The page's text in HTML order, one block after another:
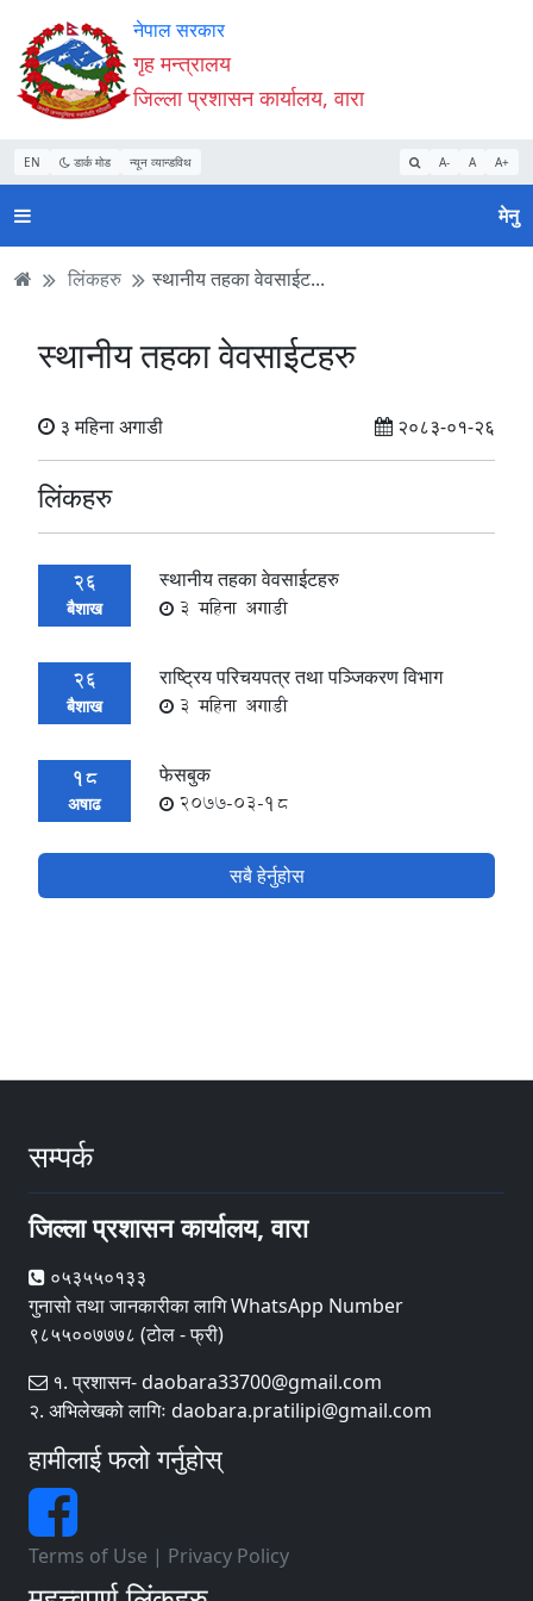
Accessibility
Mode
सुरु
गर्नुहोस्
सामाग्री
पढ्नुहाेस्
नेभिगेसन
पढ्नुहाेस्
वेबसाइट
खोजमा
जानुहोस्
नेपाल सरकार
गृह मन्त्रालय
जिल्ला प्रशासन कार्यालय, वारा
EN डार्क मोड न्यून व्यान्डविथ A- A A+
मेनु
लिंकहरु स्थानीय तहका वेवसाईट...
स्थानीय तहका वेवसाईटहरु
३ महिना अगाडी २०८३-०१-२६
लिंकहरु
26
बैशाख
स्थानीय तहका वेवसाईटहरु
3 महिना अगाडी
26
बैशाख
राष्ट्रिय परिचयपत्र तथा पञ्जिकरण विभाग
3 महिना अगाडी
18
अषाढ
फेसबुक
2077-03-18
सबै हेर्नुहोस
सम्पर्क
जिल्ला प्रशासन कार्यालय, वारा
०५३५५०१३३
गुनासो तथा जानकारीका लागि WhatsApp Number
९८५५००७७७८ (टोल - फ्री)
१. प्रशासन- daobara33700@gmail.com
२. अभिलेखको लागिः daobara.pratilipi@gmail.com
हामीलाई फलो गर्नुहोस्
Terms of Use | Privacy Policy